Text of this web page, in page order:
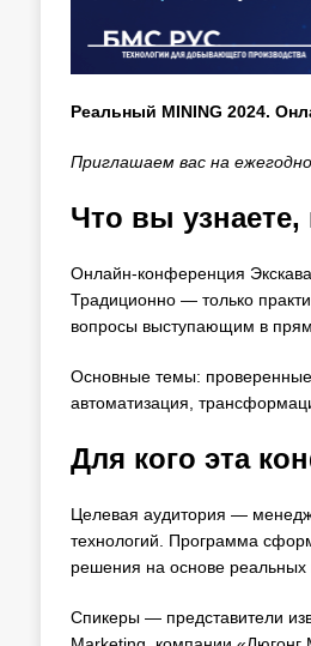
Реальный MINING 2024.
Приглашаем вас на
Что вы
Онлайн-конференция
Традиционно — только
вопросы выступающим в
Основные темы:
автоматизация,
Для кого эта
Целевая аудитория —
технологий. Программа
решения на основе реальных
Спикеры — представители